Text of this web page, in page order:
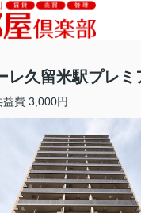
レ久留米駅プレミ
益費 3,000円